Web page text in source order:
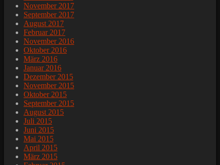
November 2017
September 2017
August 2017
Februar 2017
November 2016
Oktober 2016
März 2016
Januar 2016
Dezember 2015
November 2015
Oktober 2015
September 2015
August 2015
Juli 2015
Juni 2015
Mai 2015
April 2015
März 2015